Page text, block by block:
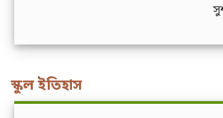
স্কুল ইতিহাস